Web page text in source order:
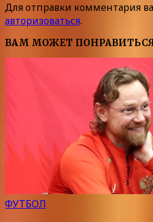
Для отправки комментария
авторизоваться.
ВАМ МОЖЕТ
ФУТБОЛ